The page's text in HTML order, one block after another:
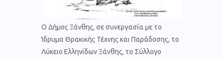
Ο Δήμος Ξάνθης, σε συνεργασία με το
Ίδρυμα Θρακικής Τέχνης και Παράδοσης, το
Λύκειο Ελληνίδων Ξάνθης, το Σύλλογο